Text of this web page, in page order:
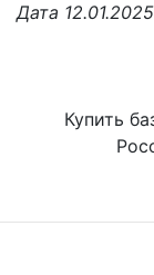
Дата 12.01.2025
Купить